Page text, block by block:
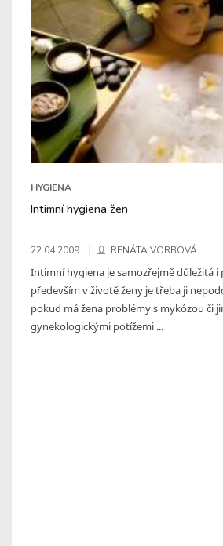
HYGIENA
Intimní hygiena žen
22.04.2009 RENÁTA VORBOVÁ
Intimní hygiena je samozřejmě důležitá i
především v životě ženy je třeba ji
pokud má žena problémy s mykózou či
gynekologickými potížemi ...